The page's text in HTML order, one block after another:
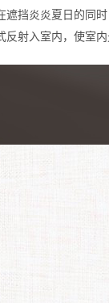
遮挡炎炎夏日的同
反射入室内，使室